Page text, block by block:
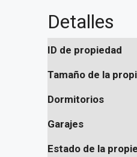
Detalles
ID de propiedad
Tamaño de la
Dormitorios
Garajes
Estado de la